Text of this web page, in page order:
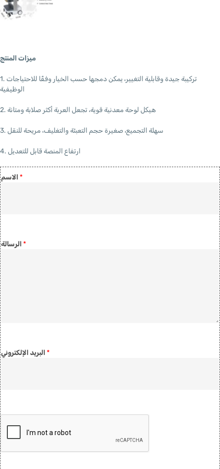
ميزات المنتج
1. تركيبة جيدة وقابلية التغيير، يمكن دمجها حسب الخيار وفقًا للاحتياجات
الوظيفية
2. هيكل لوحة معدنية قوية، تجعل العربة أكثر صلابة ومتانة
3. سهلة التجميع، صغيرة حجم التعبئة والتغليف، مريحة للنقل
4. ارتفاع المنصة قابل للتعديل
*
*
*